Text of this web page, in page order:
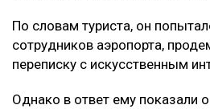
По словам туриста, он
сотрудников аэропорта,
переписку с искусственным
Однако в ответ ему показали